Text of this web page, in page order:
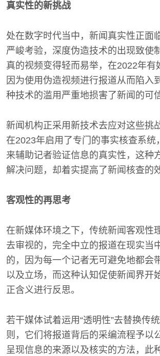
真实性的新挑战
处在数字时代当中，新闻真实性正面
严峻考验，深度伪造技术的出现致使
真的视频变得轻而易举，在2022年有
因为使用伪造视频进行报道从而陷入
种技术的滥用严重地损害了新闻的可
新闻机构正采用新技术去应对这些挑
在2023年启用了专门的事实核查系统
来辅助记者验证信息的真实性，这种
解决问题，却着实提高了新闻核查的
客观性的再思考
在新媒体环境之下，传统新闻客观性
去审视的，完全中立的报道在现实当
的，因为每一个记者无可避免地都会
以及立场，而这种认知促使新闻界开
正含义进行反思。
若干媒体试着运用“透明性”去替换传
则，它们将报道背后的采编流程予以
呈现信息的来源以及核实的方法，此